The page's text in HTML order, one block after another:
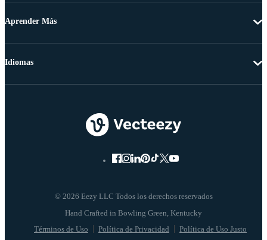
Aprender Más
© 2026 Eezy LLC Todos los derechos reservados
Términos de Uso Política de Privacidad Política de Uso Justo
Idiomas